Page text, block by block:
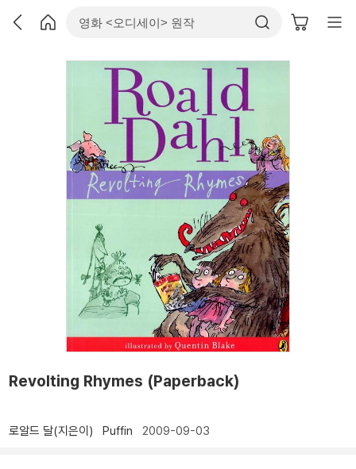
Revolting Rhymes (Paperback)
로알드 달(지은이) Puffin 2009-09-03